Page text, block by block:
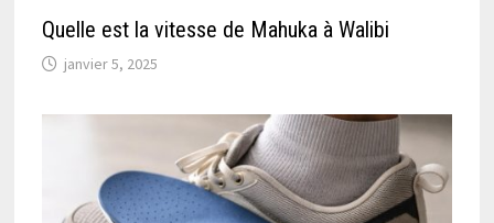
Quelle est la vitesse de Mahuka à Walibi
janvier 5, 2025